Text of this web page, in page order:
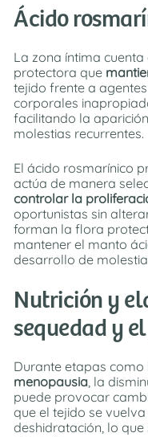
Ácido
La zona íntima
protectora que
tejido frente a
corporales
facilitando la
molestias recurrentes.
El ácido rosmarínico
actúa de manera
controlar la
oportunistas sin
forman la flora
mantener el manto
desarrollo de
Nutrición y
sequedad y
Durante etapas como
menopausia, la
puede provocar
que el tejido se
deshidratación, lo